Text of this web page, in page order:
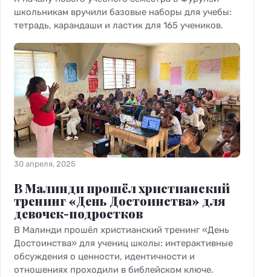
школьникам вручили базовые наборы для учебы:
тетрадь, карандаши и ластик для 165 учеников.
30 апреля, 2025
В Малинди прошёл христианский
тренинг «День Достоинства» для
девочек-подростков
В Малинди прошёл христианский тренинг «День
Достоинства» для учениц школы: интерактивные
обсуждения о ценности, идентичности и
отношениях проходили в библейском ключе.